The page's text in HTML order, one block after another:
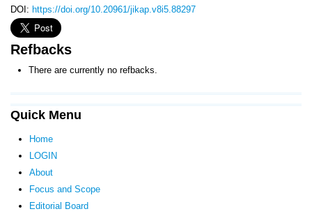
Quick Menu
Home
LOGIN
About
Focus and Scope
Editorial Board
DOI: https://doi.org/10.20961/jikap.v8i5.88297
Refbacks
There are currently no refbacks.